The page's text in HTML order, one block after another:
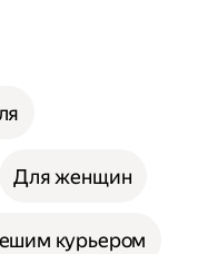
Для женщин
курьером